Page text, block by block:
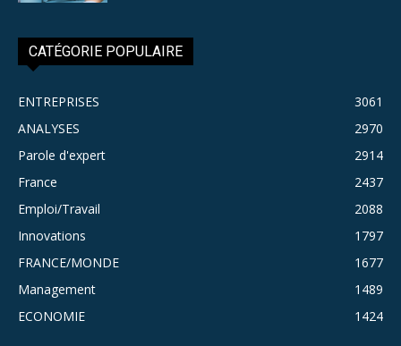
CATÉGORIE POPULAIRE
ENTREPRISES
3061
ANALYSES
2970
Parole d'expert
2914
France
2437
Emploi/Travail
2088
Innovations
1797
FRANCE/MONDE
1677
Management
1489
ECONOMIE
1424